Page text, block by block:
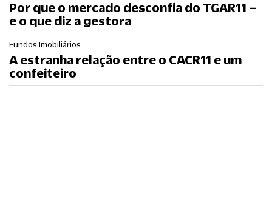
Por que o mercado desconfia do TGAR11 –
e o que diz a gestora
Fundos Imobiliários
A estranha relação entre o CACR11 e um
confeiteiro